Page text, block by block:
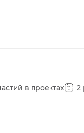
в проектах 2